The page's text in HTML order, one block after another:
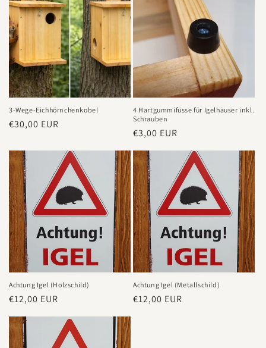
3-Wege-Eichhörnchenkobel
Normaler
€30,00 EUR
4 Hartgummifüsse für Igelhäuser inkl.
Schrauben
Normaler
€3,00 EUR
Achtung Igel (Holzschild)
Normaler
€12,00 EUR
Achtung Igel (Metallschild)
Normaler
€12,00 EUR